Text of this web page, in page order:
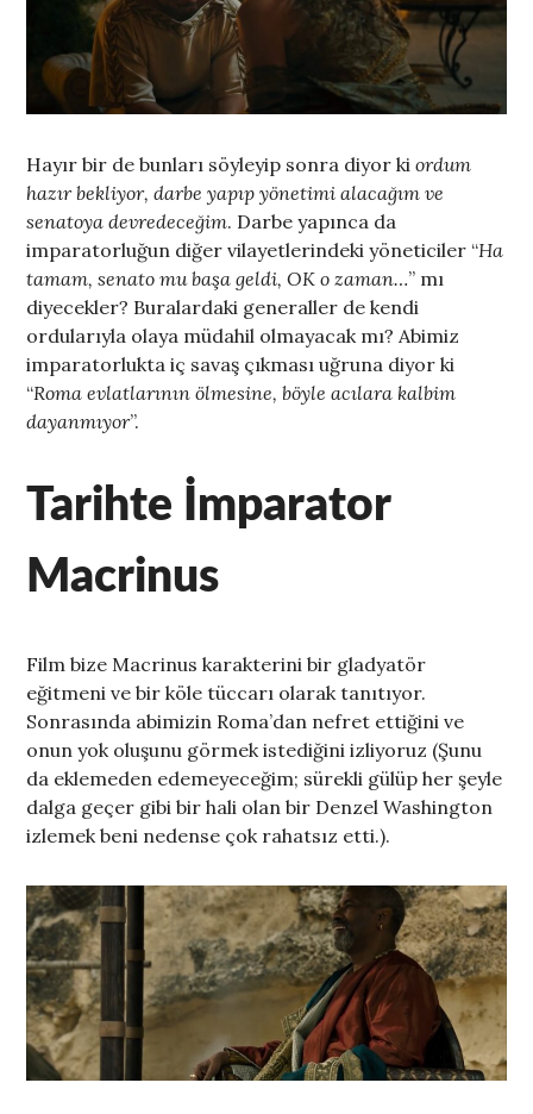
Hayır bir de bunları söyleyip sonra diyor kiordum
hazır bekliyor, darbe yapıp yönetimi alacağım ve
senatoya devredeceğim. Darbe yapınca da
imparatorluğun diğer vilayetlerindeki yöneticiler “Ha
tamam, senato mu başa geldi, OK o zaman…” mı
diyecekler? Buralardaki generaller de kendi
ordularıyla olaya müdahil olmayacak mı? Abimiz
imparatorlukta iç savaş çıkması uğruna diyor ki
“Roma evlatlarının ölmesine, böyle acılara kalbim
dayanmıyor”.
Tarihte İmparator
Macrinus
Film bize Macrinus karakterini bir gladyatör
eğitmeni ve bir köle tüccarı olarak tanıtıyor.
Sonrasında abimizin Roma’dan nefret ettiğini ve
onun yok oluşunu görmek istediğini izliyoruz (Şunu
da eklemeden edemeyeceğim; sürekli gülüp her şeyle
dalga geçer gibi bir hali olan bir Denzel Washington
izlemek beni nedense çok rahatsız etti.).